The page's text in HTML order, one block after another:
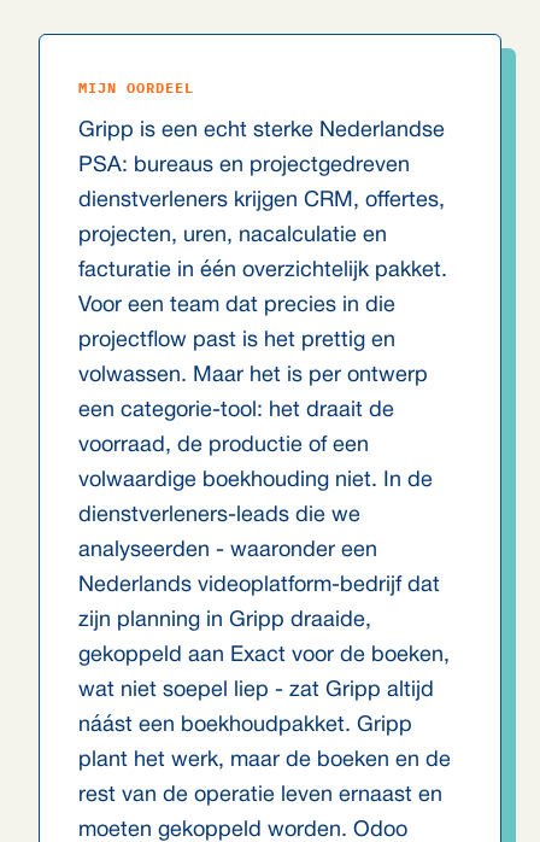
MIJN OORDEEL
Gripp is een echt sterke Nederlandse
PSA: bureaus en projectgedreven
dienstverleners krijgen CRM, offertes,
projecten, uren, nacalculatie en
facturatie in één overzichtelijk pakket.
Voor een team dat precies in die
projectflow past is het prettig en
volwassen. Maar het is per ontwerp
een categorie-tool: het draait de
voorraad, de productie of een
volwaardige boekhouding niet. In de
dienstverleners-leads die we
analyseerden - waaronder een
Nederlands videoplatform-bedrijf dat
zijn planning in Gripp draaide,
gekoppeld aan Exact voor de boeken,
wat niet soepel liep - zat Gripp altijd
náást een boekhoudpakket. Gripp
plant het werk, maar de boeken en de
rest van de operatie leven ernaast en
moeten gekoppeld worden. Odoo